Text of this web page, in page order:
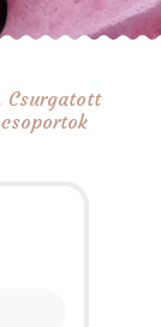
Csurgatott